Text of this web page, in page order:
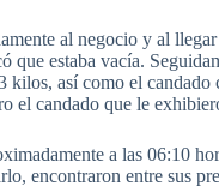
al negocio y al
que estaba vacía.
kilos, así como el
el candado que le
a las 06:10
encontraron entre sus